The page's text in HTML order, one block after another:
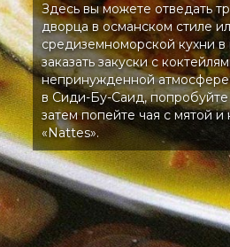
Здесь вы можете отведать
дворца в османском стиле
средиземноморской кухни
заказать закуски с
непринужденной атмосфере
в Сиди-Бу-Саид,
затем попейте чая с мятой
«Nattes».